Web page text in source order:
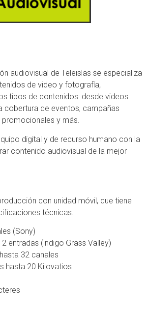
audiovisual de Teleislas se especializa
de video y fotografía,
tipos de contenidos: desde videos
cobertura de eventos, campañas
promocionales y más.
digital y de recurso humano con la
contenido audiovisual de la mejor
con unidad móvil, que tiene
técnicas:
(Sony)
entradas (indigo Grass Valley)
32 canales
hasta 20 Kilovatios